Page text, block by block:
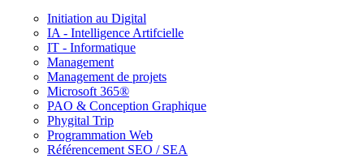
Initiation au Digital
IA - Intelligence Artifcielle
IT - Informatique
Management
Management de projets
Microsoft 365®
PAO & Conception Graphique
Phygital Trip
Programmation Web
Référencement SEO / SEA